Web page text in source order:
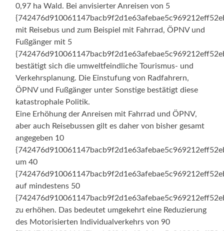
0,97 ha Wald. Bei anvisierter Anreisen von 5
mit Reisebus und zum Beispiel mit Fahrrad, ÖPNV und
Fußgänger mit 5
bestätigt sich die umweltfeindliche Tourismus- und
Verkehrsplanung. Die Einstufung von Radfahrern,
ÖPNV und Fußgänger unter Sonstige bestätigt diese
katastrophale Politik.
Eine Erhöhung der Anreisen mit Fahrrad und ÖPNV,
aber auch Reisebussen gilt es daher von bisher gesamt
angegeben 10
um 40
auf mindestens 50
zu erhöhen. Das bedeutet umgekehrt eine Reduzierung
des Motorisierten Individualverkehrs von 90